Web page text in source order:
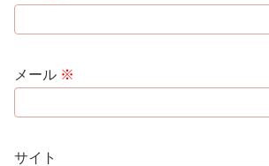
メール ※
サイト